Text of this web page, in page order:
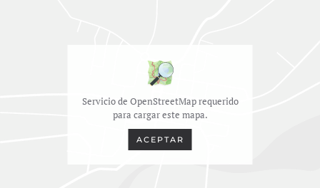
Servicio de OpenStreetMap requerido
para cargar este mapa.
ACEPTAR